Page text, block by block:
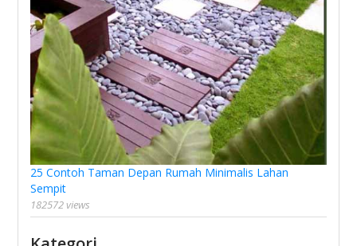
25 Contoh Taman Depan Rumah Minimalis Lahan
Sempit
182572 views